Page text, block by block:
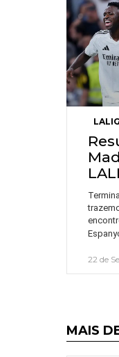
22 de
MAIS